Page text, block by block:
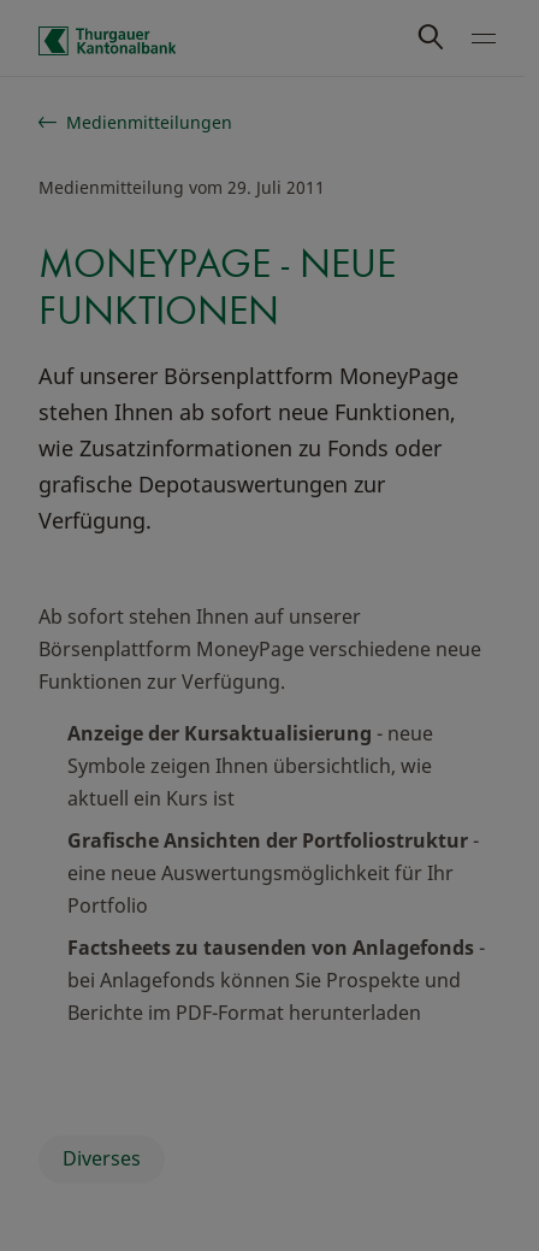
Schnelle Navigation
Medienmitteilungen
Medienmitteilung vom 29. Juli 2011
MONEYPAGE - NEUE
FUNKTIONEN
Auf unserer Börsenplattform MoneyPage
stehen Ihnen ab sofort neue Funktionen,
wie Zusatzinformationen zu Fonds oder
grafische Depotauswertungen zur
Verfügung.
Ab sofort stehen Ihnen auf unserer
Börsenplattform MoneyPage verschiedene neue
Funktionen zur Verfügung.
Anzeige der Kursaktualisierung - neue
Symbole zeigen Ihnen übersichtlich, wie
aktuell ein Kurs ist
Grafische Ansichten der Portfoliostruktur -
eine neue Auswertungsmöglichkeit für Ihr
Portfolio
Factsheets zu tausenden von Anlagefonds -
bei Anlagefonds können Sie Prospekte und
Berichte im PDF-Format herunterladen
Diverses